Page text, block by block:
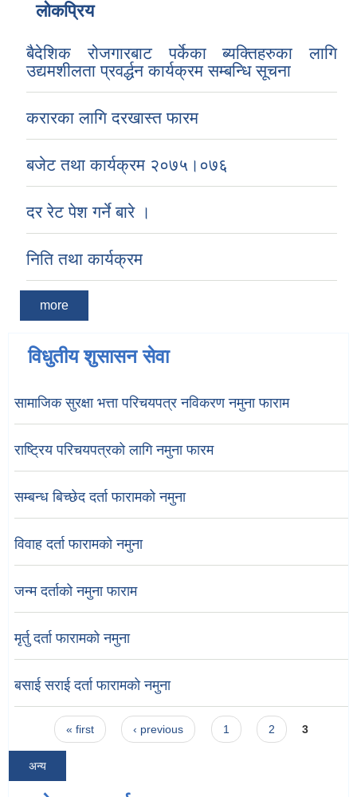
लोकप्रिय
बैदेशिक रोजगारबाट पर्केका ब्यक्तिहरुका लागि
उद्यमशीलता प्रवर्द्धन कार्यक्रम सम्बन्धि सूचना
करारका लागि दरखास्त फारम
बजेट तथा कार्यक्रम २०७५।०७६
दर रेट पेश गर्ने बारे ।
निति तथा कार्यक्रम
more
विधुतीय शुसासन सेवा
सामाजिक सुरक्षा भत्ता परिचयपत्र नविकरण नमुना फाराम
राष्ट्रिय परिचयपत्रको लागि नमुना फारम
सम्बन्ध बिच्छेद दर्ता फारामको नमुना
विवाह दर्ता फारामको नमुना
जन्म दर्ताको नमुना फाराम
मृर्तु दर्ता फारामको नमुना
बसाई सराई दर्ता फारामको नमुना
Pages« first ‹ previous 1 2 3
अन्य